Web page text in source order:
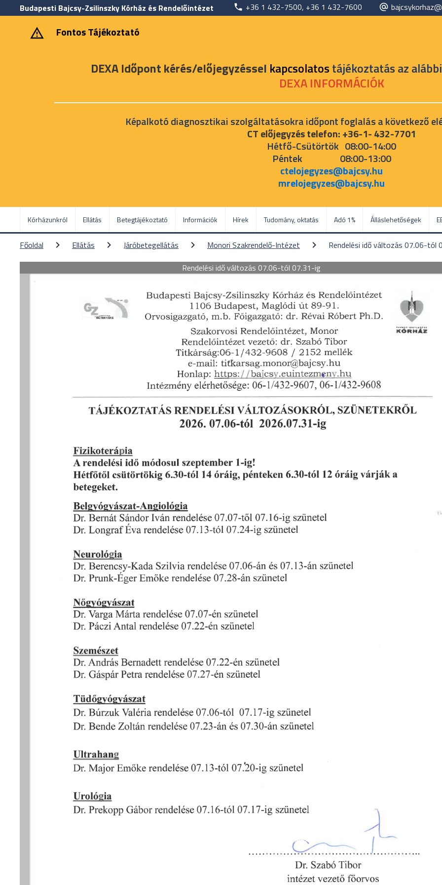
Budapesti Bajcsy-Zsilinszky Kórház és Rendelőintézet +36 1 432-7500, +36 1 432-7600
‎ ‎Fontos Tájékoztató
DEXA Időpont kérés/előjegyzéssel kapcsolatostájékoztatás az
DEXA INFORMÁCIÓK
Képalkotó diagnosztikai szolgáltatásokra időpont foglalás a következő
CT előjegyzés telefon: +36-1- 432-7701
Hétfő-Csütörtök 08:00-14:00
Péntek 08:00-13:00
ctelojegyzes@bajcsy.hu
mrelojegyzes@bajcsy.hu
Kórházunkról Ellátás Betegtájékoztató Információk Hírek Tudomány, oktatás Adó 1% Álláslehetőségek
Főoldal Ellátás Járóbetegellátás Monori Szakrendelő-Intézet
Rendelési idő változás 07.06-tól
Rendelési idő változás 07.06-tól 07.31-ig